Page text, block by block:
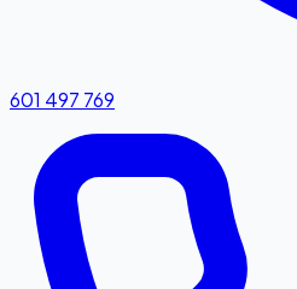
601 497 769